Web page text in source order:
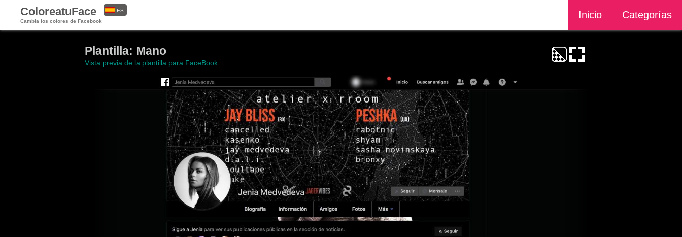
ColoreatuFace
Cambia los colores de Facebook
Inicio Categorías
ES
Plantilla: Mano
Vista previa de la plantilla para FaceBook